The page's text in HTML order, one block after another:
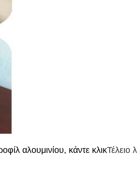
αλουμινίου, κάντε κλικΤέλειο